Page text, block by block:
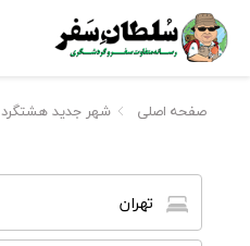
صفحه اصلی شهر جدید هشتگرد
تهران